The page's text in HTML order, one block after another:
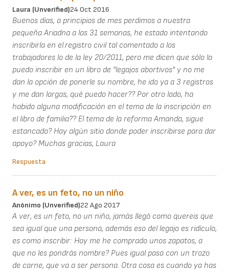
Laura (unverified)24 Oct 2016
Buenos días, a principios de mes perdimos a nuestra
pequeña Ariadna a las 31 semanas, he estado intentando
inscribirla en el.registro civil tal comentado a los
trabajadores lo de la ley 20/2011, pero me dicen que sólo la
puedo inscribir en un libro de "legajos abortivos" y no me
dan la opción de ponerle su nombre, he ido ya a 3 registros
y me dan largas, qué puedo hacer?? Por otro lado, ha
habido alguna modificación en el tema de la inscripción en
el libro de familia?? El tema de la reforma Amanda, sigue
estancado? Hay algún sitio donde poder inscribirse para dar
apoyo? Muchas gracias, Laura
Respuesta
A ver, es un feto, no un niño
Anónimo (unverified)22 Ago 2017
A ver, es un feto, no un niño, jamás llegó como quereis que
sea igual que una persona, además eso del legajo es ridículo,
es como inscribir: Hoy me he comprado unos zapatos, a
que no les pondrás nombre? Pues igual pasa con un trozo
de carne, que va a ser persona. Otra cosa es cuando ya has